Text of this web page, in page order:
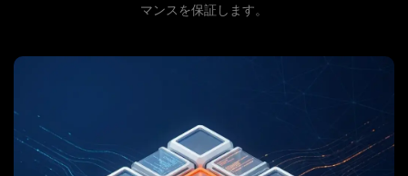
マンスを保証します。